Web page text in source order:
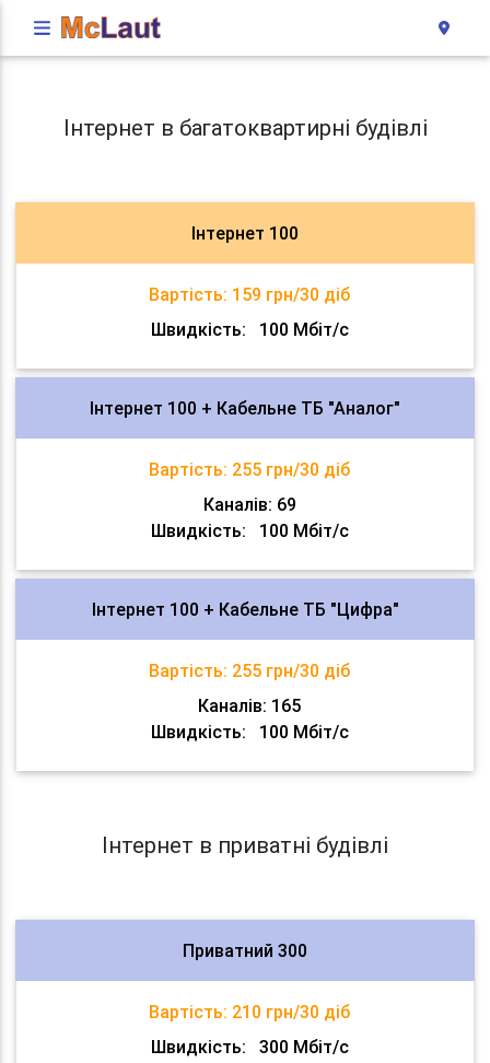
Інтернет в багатоквартирні будівлі
Інтернет 100
Вартість: 159 грн/30 діб
Швидкість:
100 Мбіт/с
Інтернет 100 + Кабельне ТБ "Аналог"
Вартість: 255 грн/30 діб
Каналів: 69
Швидкість:
100 Мбіт/с
Інтернет 100 + Кабельне ТБ "Цифра"
Вартість: 255 грн/30 діб
Каналів: 165
Швидкість:
100 Мбіт/с
Інтернет в приватні будівлі
Приватний 300
Вартість: 210 грн/30 діб
Швидкість:
300 Мбіт/с